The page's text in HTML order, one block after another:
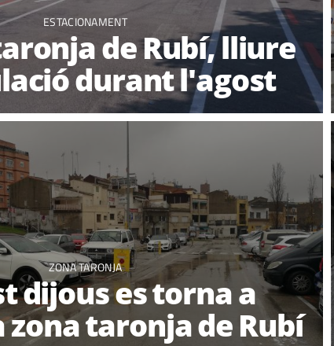
ESTACIONAMENT
de Rubí, lliure
durant l'agost
ZONA TARONJA
dijous es torna a
taronja de Rubí